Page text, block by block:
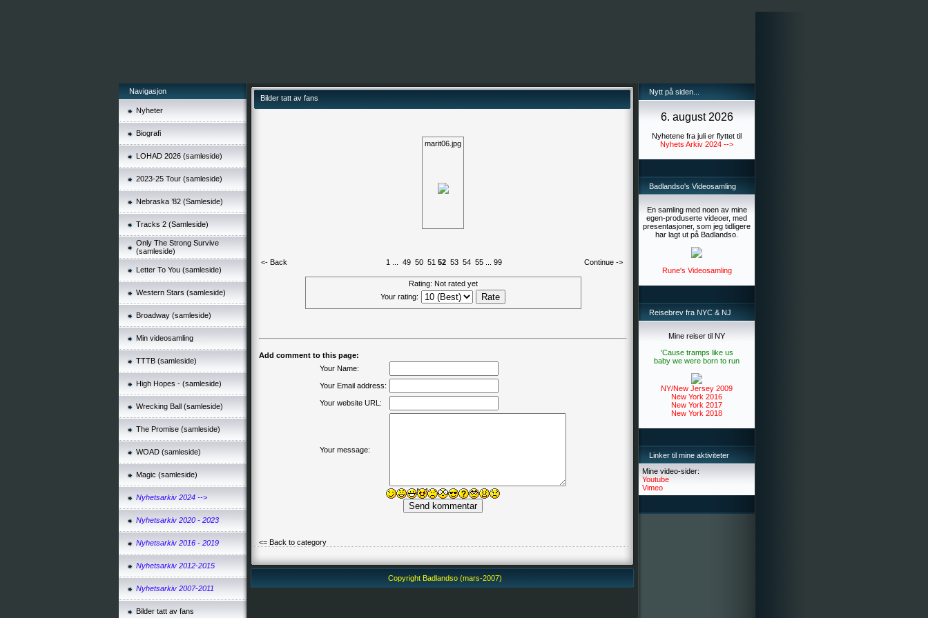
Navigasjon
Nyheter
Biografi
LOHAD 2026 (samleside)
2023-25 Tour (samleside)
Nebraska ’82 (Samleside)
Tracks 2 (Samleside)
Only The Strong Survive
(samleside)
Letter To You (samleside)
Western Stars (samleside)
Broadway (samleside)
Min videosamling
TTTB (samleside)
High Hopes - (samleside)
Wrecking Ball (samleside)
The Promise (samleside)
WOAD (samleside)
Magic (samleside)
Nyhetsarkiv 2024 -->
Nyhetsarkiv 2020 - 2023
Nyhetsarkiv 2016 - 2019
Nyhetsarkiv 2012-2015
Nyhetsarkiv 2007-2011
Bilder tatt av fans
Bilder tatt av fans
marit06.jpg
<- Back 1 49 50 51 52 53 54 55 99 Continue ->
Rating: Not rated yet
Your rating:
Add comment to this page:
Your Name:
Your Email address:
Your website URL:
Your message:
<= Back to category
Copyright Badlandso (mars-2007)
Nytt på siden...
6. august 2026
Nyhetene fra juli er flyttet til
Nyhets Arkiv 2024 -->
Badlandso's Videosamling
En samling med noen av mine
egen-produserte videoer, med
presentasjoner, som jeg tidligere
har lagt ut på Badlandso.
Rune's Videosamling
Reisebrev fra NYC & NJ
Mine reiser til NY
'Cause tramps like us
baby we were born to run
NY/New Jersey 2009
New York 2016
New York 2017
New York 2018
Linker til mine aktiviteter
Mine video-sider:
Youtube
Vimeo